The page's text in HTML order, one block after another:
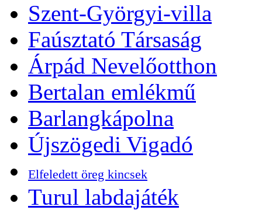
Szent-Györgyi-villa
Faúsztató Társaság
Árpád Nevelőotthon
Bertalan emlékmű
Barlangkápolna
Újszögedi Vigadó
Elfeledett öreg kincsek
Turul labdajáték